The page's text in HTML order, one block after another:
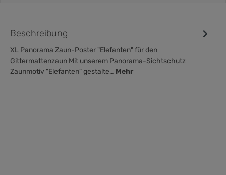
Beschreibung
XL Panorama Zaun-Poster "Elefanten" für den
Gittermattenzaun Mit unserem Panorama-Sichtschutz
Zaunmotiv "Elefanten" gestalte… Mehr